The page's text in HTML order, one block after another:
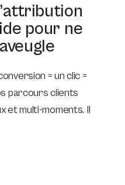
pour ne
= un clic =
parcours clients
et multi-moments. Il